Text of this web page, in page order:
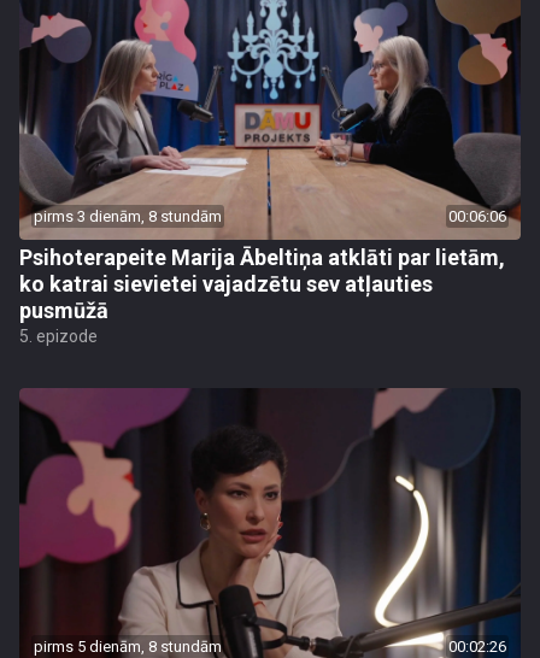
pirms 3 dienām, 8 stundām 00:06:06
Psihoterapeite Marija Ābeltiņa atklāti par lietām,
ko katrai sievietei vajadzētu sev atļauties
pusmūžā
5. epizode
pirms 5 dienām, 8 stundām 00:02:26